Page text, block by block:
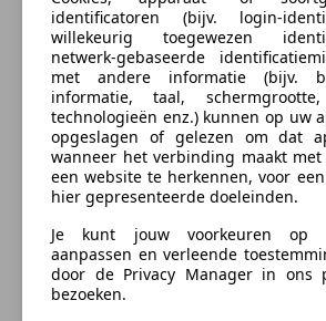
ABS
Achter airbag
Adaptieve Cruise Control
Airbag bestuurder
Airbag passagier
Alarm
Bandenspanningscontrole
Bochtverlichting
Botswaarschuwing
Centrale deurvergrendeling met
Centrale vergrendeling
gokken: de achteruitrijcamera kijkt
de adaptive cruise control
zelf de snelheid en de afstand tot
Slimme spraakbesturing herkent
opdrachten en voert ze uit. De auto
met automatische airconditioning.
werk uit handen doordat hij zelf
inschakelbare verlichting nemen
ruitenwissers en het licht aan
automatisch dimmende
Bereken uw zakelijke lease!
Nu zakelijk leasen vanaf€ 248,- p/
Vraag offerte aan
Verzekering
Autoverzekering van de
identificatoren (bijv. login-
willekeurig toegewezen
netwerk-gebaseerde
met andere informatie (bijv.
informatie, taal,
technologieën enz.) kunnen op uw
opgeslagen of gelezen om dat
wanneer het verbinding maakt
een website te herkennen, voor
hier gepresenteerde doeleinden.
Je kunt jouw voorkeuren op
aanpassen en verleende
door de Privacy Manager in ons
bezoeken.